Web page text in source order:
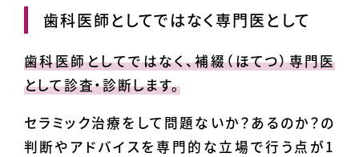
歯科医師としてではなく専門医として
歯科医師としてではなく、補綴（ほてつ）専門医
として診査・診断します。
セラミック治療をして問題ないか？あるのか？の
判断やアドバイスを専門的な立場で行う点が1